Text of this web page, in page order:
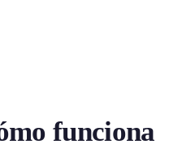
funciona